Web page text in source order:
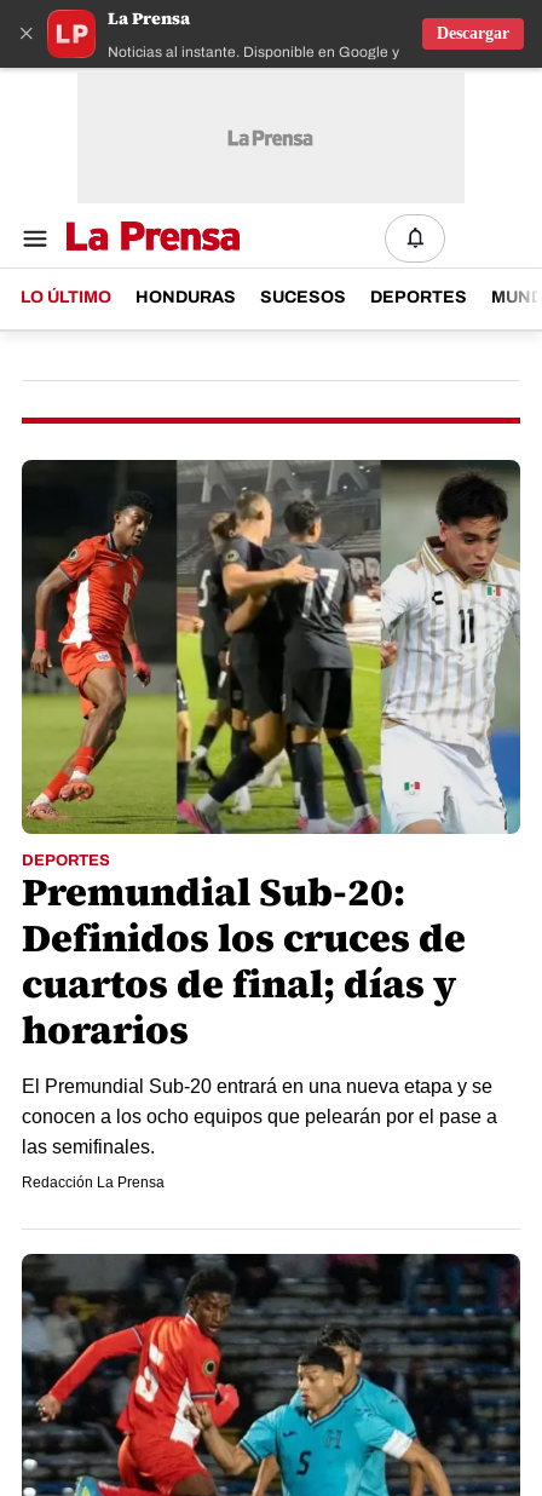
×
La Prensa
Noticias al instante. Disponible en Google y IOS
Descargar
LO ÚLTIMO HONDURAS SUCESOS DEPORTES
DEPORTES
Premundial Sub-20:
Definidos los cruces de
cuartos de final; días y
horarios
El Premundial Sub-20 entrará en una nueva etapa y se
conocen a los ocho equipos que pelearán por el pase a
las semifinales.
Redacción La Prensa